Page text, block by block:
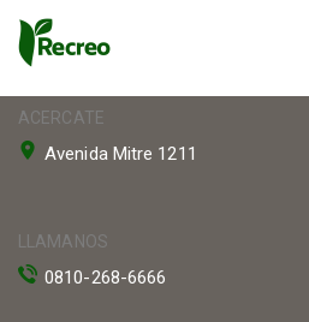
ACERCATE
Avenida Mitre 1211
LLAMANOS
0810-268-6666